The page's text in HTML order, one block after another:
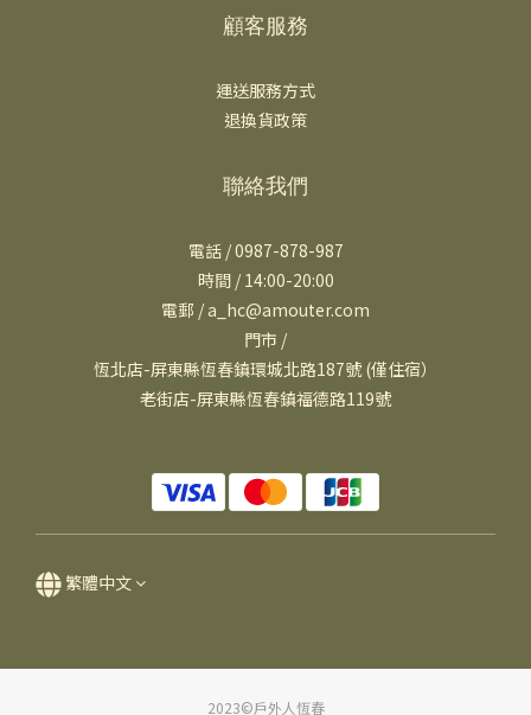
顧客服務
運送服務方式
退換貨政策
聯絡我們
電話 / 0987-878-987
時間 / 14:00-20:00
電郵 / a_hc@amouter.com
門市 /
恆北店-屏東縣恆春鎮環城北路187號 (僅住宿）
老街店-屏東縣恆春鎮福德路119號
繁體中文
2023©戶外人恆春